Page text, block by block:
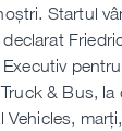
Startul
& Bus,
Vehicles,